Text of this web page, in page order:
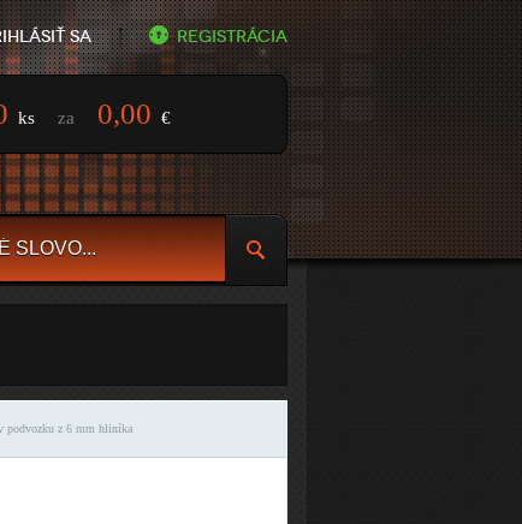
sa
Registrácia
ks za 0,00 €
podvozku z 6 mm hliníka